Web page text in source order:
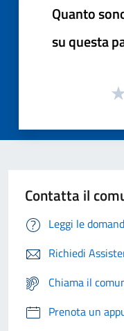
Quanto
su questa
Contatta il
Leggi le
Richiedi
Chiama il
Prenota un